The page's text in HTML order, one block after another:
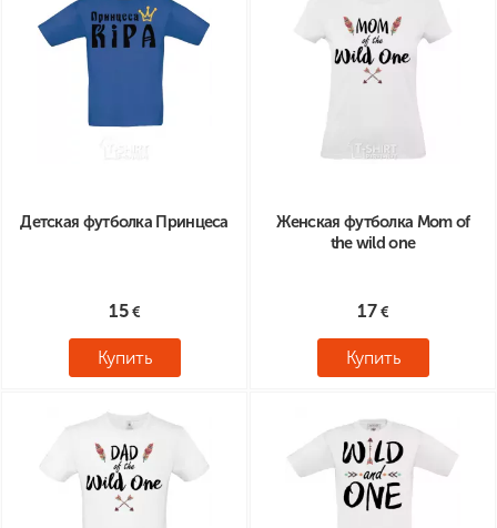
Детская футболка Принцеса
15
Купить
Женская футболка Mom of
the wild one
17
Купить